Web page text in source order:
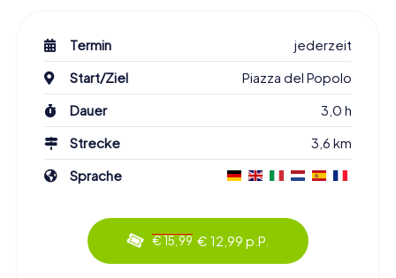
Termin
jederzeit
Start/Ziel
Piazza del Popolo
Dauer
3,0 h
Strecke
3,6 km
Sprache
€ 15,99 € 12,99 p.P.